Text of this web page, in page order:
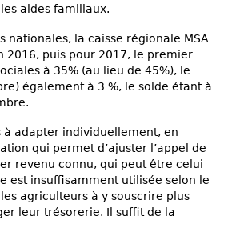
aides familiaux.
nationales, la caisse régionale MSA
2016, puis pour 2017, le premier
à 35% (au lieu de 45%), le
également à 3 %, le solde étant à
à adapter individuellement, en
qui permet d’ajuster l’appel de
revenu connu, qui peut être celui
est insuffisamment utilisée selon le
agriculteurs à y souscrire plus
leur trésorerie. Il suffit de la